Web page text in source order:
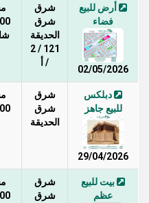
أرض للبيع
فضاء
02/05/2026
شرق
شرق
الحديقة
121 / 2
/ أ
دبلكس
للبيع جاهز
29/04/2026
شرق
شرق
الحديقة
بيت للبيع
عظم
شرق
شرق